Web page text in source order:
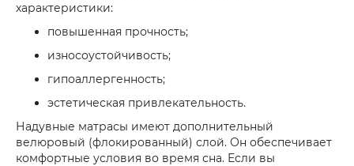
характеристики:
повышенная прочность;
износоустойчивость;
гипоаллергенность;
эстетическая привлекательность.
Надувные матрасы имеют дополнительный
велюровый (флокированный) слой. Он обеспечивает
комфортные условия во время сна. Если вы